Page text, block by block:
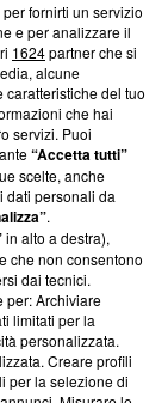
su Blasting
ci impegniamo a
aderenza a
non è
di farne
verifica di
fornirti un servizio
e per analizzare il
1624partner che si
alcune
caratteristiche del tuo
che hai
servizi. Puoi
“Accetta tutti”
scelte, anche
dati personali da
.
in alto a destra),
che non consentono
dai tecnici.
per: Archiviare
limitati per la
personalizzata.
Creare profili
per la selezione di